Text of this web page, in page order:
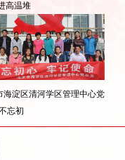
高温堆
海淀区清河学区管理中心党
忘初